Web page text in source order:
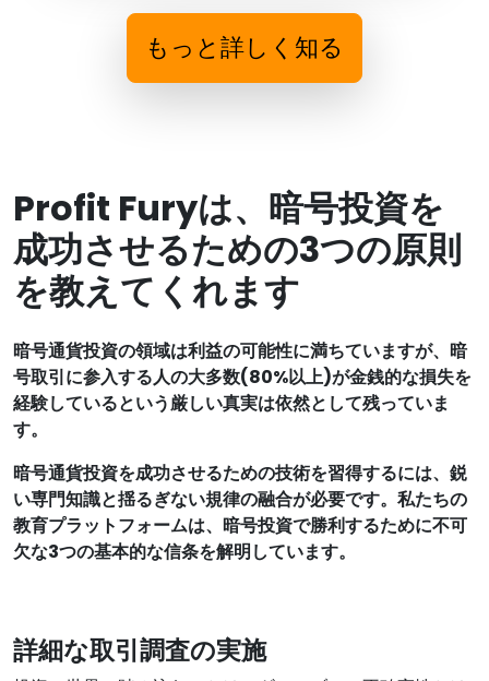
もっと詳しく知る
Profit Furyは、暗号投資を
成功させるための3つの原則
を教えてくれます
暗号通貨投資の領域は利益の可能性に満ちていますが、暗
号取引に参入する人の大多数(80%以上)が金銭的な損失を
経験しているという厳しい真実は依然として残っていま
す。
暗号通貨投資を成功させるための技術を習得するには、鋭
い専門知識と揺るぎない規律の融合が必要です。私たちの
教育プラットフォームは、暗号投資で勝利するために不可
欠な3つの基本的な信条を解明しています。
詳細な取引調査の実施